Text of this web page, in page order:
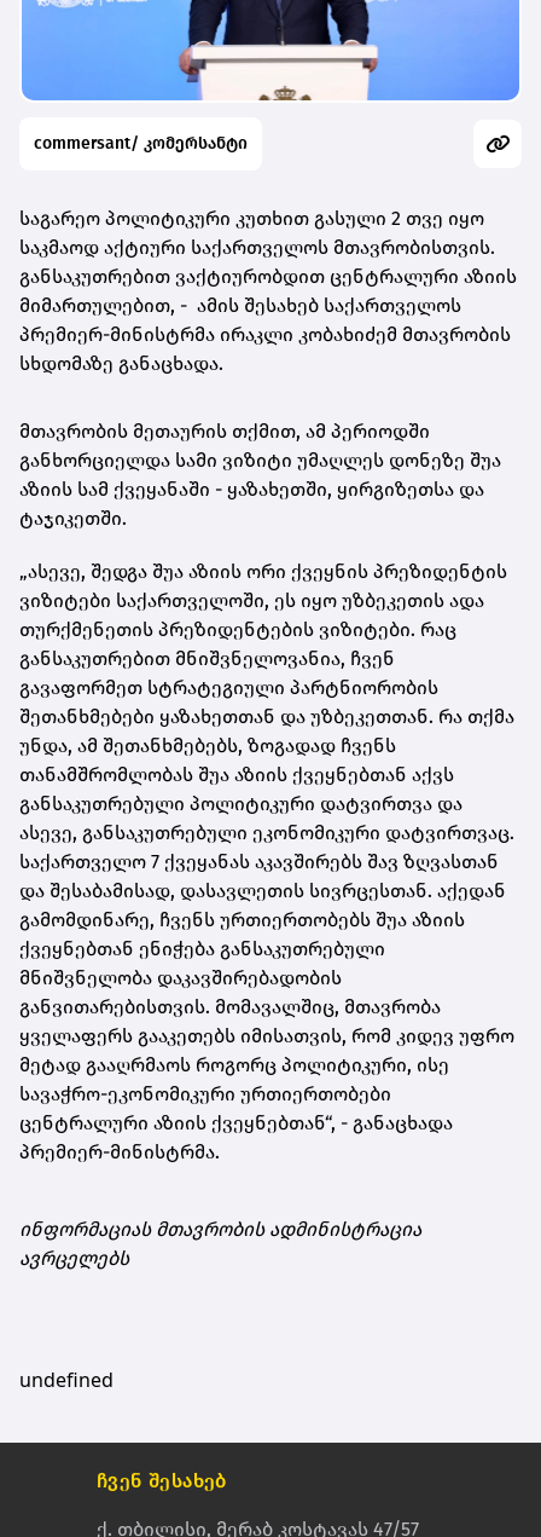
commersant/ კომერსანტი
საგარეო პოლიტიკური კუთხით გასული 2 თვე იყო
საკმაოდ აქტიური საქართველოს მთავრობისთვის.
განსაკუთრებით ვაქტიურობდით ცენტრალური აზიის
მიმართულებით, - ამის შესახებ საქართველოს
პრემიერ-მინისტრმა ირაკლი კობახიძემ მთავრობის
სხდომაზე განაცხადა.
მთავრობის მეთაურის თქმით, ამ პერიოდში
განხორციელდა სამი ვიზიტი უმაღლეს დონეზე შუა
აზიის სამ ქვეყანაში - ყაზახეთში, ყირგიზეთსა და
ტაჯიკეთში.
„ასევე, შედგა შუა აზიის ორი ქვეყნის პრეზიდენტის
ვიზიტები საქართველოში, ეს იყო უზბეკეთის ადა
თურქმენეთის პრეზიდენტების ვიზიტები. რაც
განსაკუთრებით მნიშვნელოვანია, ჩვენ
გავაფორმეთ სტრატეგიული პარტნიორობის
შეთანხმებები ყაზახეთთან და უზბეკეთთან. რა თქმა
უნდა, ამ შეთანხმებებს, ზოგადად ჩვენს
თანამშრომლობას შუა აზიის ქვეყნებთან აქვს
განსაკუთრებული პოლიტიკური დატვირთვა და
ასევე, განსაკუთრებული ეკონომიკური დატვირთვაც.
საქართველო 7 ქვეყანას აკავშირებს შავ ზღვასთან
და შესაბამისად, დასავლეთის სივრცესთან. აქედან
გამომდინარე, ჩვენს ურთიერთობებს შუა აზიის
ქვეყნებთან ენიჭება განსაკუთრებული
მნიშვნელობა დაკავშირებადობის
განვითარებისთვის. მომავალშიც, მთავრობა
ყველაფერს გააკეთებს იმისათვის, რომ კიდევ უფრო
მეტად გააღრმაოს როგორც პოლიტიკური, ისე
სავაჭრო-ეკონომიკური ურთიერთობები
ცენტრალური აზიის ქვეყნებთან“, - განაცხადა
პრემიერ-მინისტრმა.
ინფორმაციას მთავრობის ადმინისტრაცია
ავრცელებს
undefined
ჩვენ შესახებ
ქ. თბილისი, მერაბ კოსტავას 47/57